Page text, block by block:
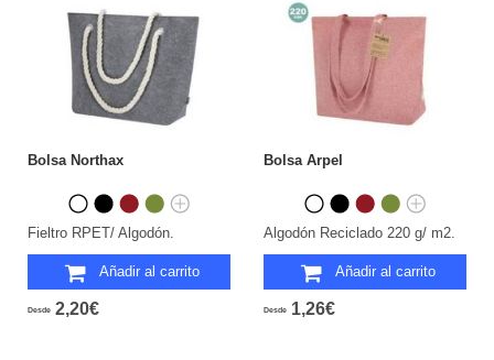
Bolsa Northax
Fieltro RPET/ Algodón.
Añadir al carrito
Desde 2,20€
Bolsa Arpel
Algodón Reciclado 220 g/ m2.
Añadir al carrito
Desde 1,26€